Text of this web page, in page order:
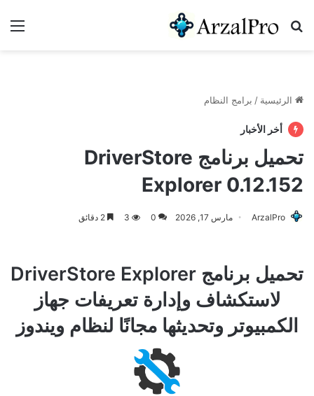
بحث عن
الرئيسية / برامج النظام
أخر الأخبار
تحميل برنامج DriverStore
Explorer 0.12.152
ArzalPro مارس 17, 2026 0
3
تحميل برنامج DriverStore Explorer
لاستكشاف وإدارة تعريفات جهاز
الكمبيوتر وتحديثها مجانًا لنظام ويندوز